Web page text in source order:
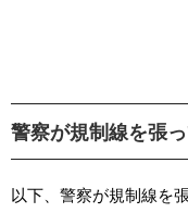
警察が規制線を張
以下、警察が規制線を